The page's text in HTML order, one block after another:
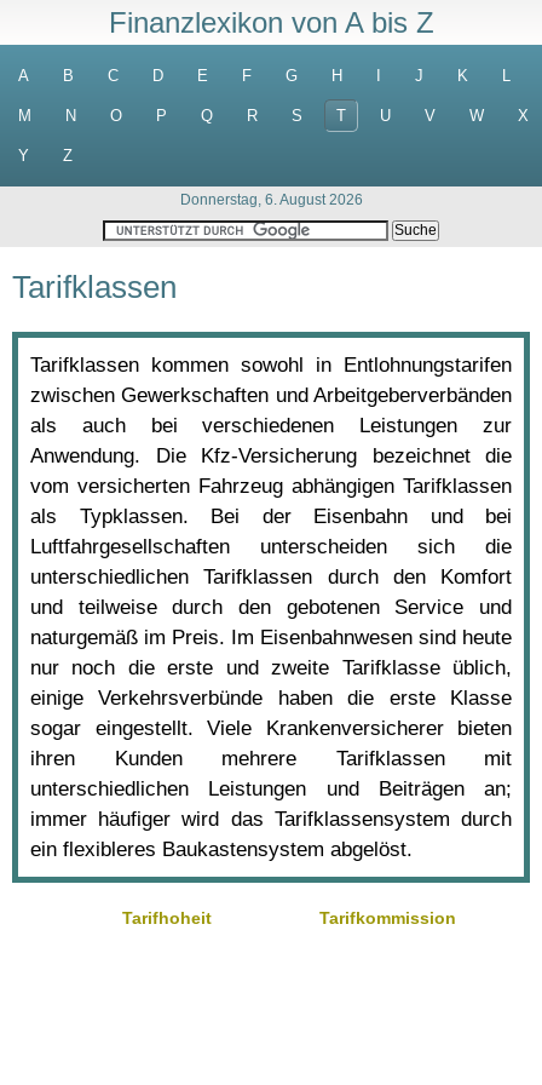
Finanzlexikon von A bis Z
A B C D E F G H J K L
M N O P Q R S T U V W X
Y Z
Donnerstag, 6. August 2026
Tarifklassen
Tarifklassen kommen sowohl in Entlohnungstarifen
zwischen Gewerkschaften und Arbeitgeberverbänden
als auch bei verschiedenen Leistungen zur
Anwendung. Die Kfz-Versicherung bezeichnet die
vom versicherten Fahrzeug abhängigen Tarifklassen
als Typklassen. Bei der Eisenbahn und bei
Luftfahrgesellschaften unterscheiden sich die
unterschiedlichen Tarifklassen durch den Komfort
und teilweise durch den gebotenen Service und
naturgemäß im Preis. Im Eisenbahnwesen sind heute
nur noch die erste und zweite Tarifklasse üblich,
einige Verkehrsverbünde haben die erste Klasse
sogar eingestellt. Viele Krankenversicherer bieten
ihren Kunden mehrere Tarifklassen mit
unterschiedlichen Leistungen und Beiträgen an;
immer häufiger wird das Tarifklassensystem durch
ein flexibleres Baukastensystem abgelöst.
Tarifhoheit Tarifkommission